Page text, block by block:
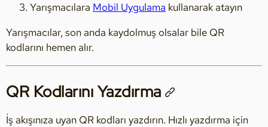
Yarışmacılara Mobil Uygulama kullanarak atayın
Yarışmacılar, son anda kaydolmuş olsalar bile QR
kodlarını hemen alır.
QR Kodlarını Yazdırma
İş akışınıza uyan QR kodları yazdırın. Hızlı yazdırma için